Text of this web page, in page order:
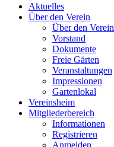
Aktuelles
Über den Verein
Über den Verein
Vorstand
Dokumente
Freie Gärten
Veranstaltungen
Impressionen
Gartenlokal
Vereinsheim
Mitgliederbereich
Informationen
Registrieren
Anmelden